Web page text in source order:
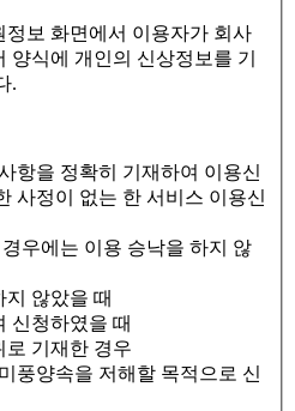
보 화면에서 이용자가 회사
양식에 개인의 신상정보를 기
.
항을 정확히 기재하여 이용신
사정이 없는 한 서비스 이용신
우에는 이용 승낙을 하지 않
않았을 때
신청하였을 때
로 기재한 경우
풍양속을 저해할 목적으로 신